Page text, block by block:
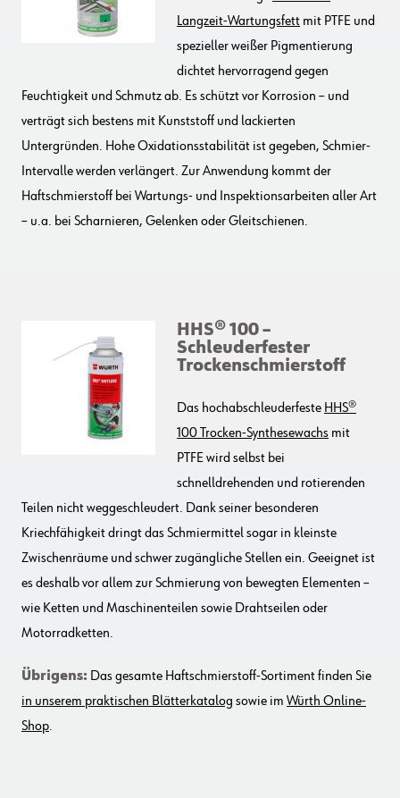
Langzeit-Wartungsfett mit PTFE und
spezieller weißer Pigmentierung
dichtet hervorragend gegen
Feuchtigkeit und Schmutz ab. Es schützt vor Korrosion – und
verträgt sich bestens mit Kunststoff und lackierten
Untergründen. Hohe Oxidationsstabilität ist gegeben, Schmier-
Intervalle werden verlängert. Zur Anwendung kommt der
Haftschmierstoff bei Wartungs- und Inspektionsarbeiten aller Art
– u.a. bei Scharnieren, Gelenken oder Gleitschienen.
HHS® 100 –
Schleuderfester
Trockenschmierstoff
Das hochabschleuderfeste HHS®
100 Trocken-Synthesewachs mit
PTFE wird selbst bei
schnelldrehenden und rotierenden
Teilen nicht weggeschleudert. Dank seiner besonderen
Kriechfähigkeit dringt das Schmiermittel sogar in kleinste
Zwischenräume und schwer zugängliche Stellen ein. Geeignet ist
es deshalb vor allem zur Schmierung von bewegten Elementen –
wie Ketten und Maschinenteilen sowie Drahtseilen oder
Motorradketten.
Übrigens: Das gesamte Haftschmierstoff-Sortiment finden Sie
in unserem praktischen Blätterkatalog sowie im Würth Online-
Shop.